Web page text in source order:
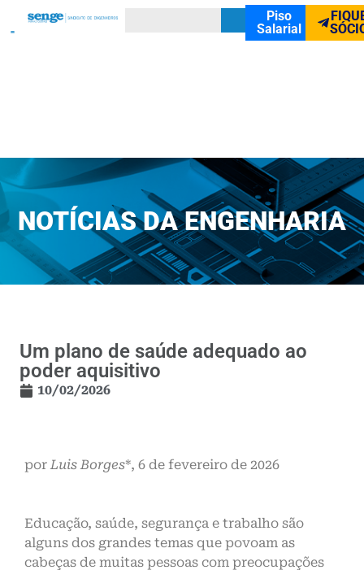
Piso
Salarial
NOTÍCIAS DA ENGENHARIA
Um plano de saúde adequado ao
poder aquisitivo
10/02/2026
porLuis Borges*, 6 de fevereiro de 2026
Educação, saúde, segurança e trabalho são
alguns dos grandes temas que povoam as
cabeças de muitas pessoas com preocupações